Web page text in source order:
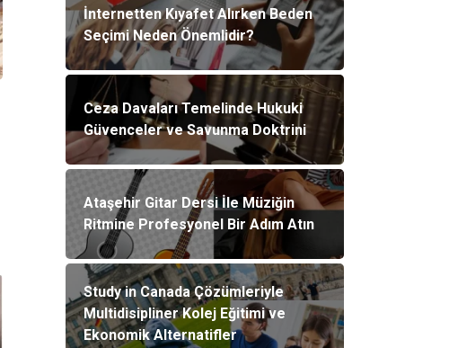
İnternetten Kıyafet Alırken Beden
Seçimi Neden Önemlidir?
Ceza Davaları Temelinde Hukuki
Güvenceler ve Savunma Doktrini
Ataşehir Gitar Dersi İle Müziğin
Ritmine Profesyonel Bir Adım Atın
Study in Canada Çözümleriyle
Multidisipliner Kolej Eğitimi ve
Ekonomik Alternatifler